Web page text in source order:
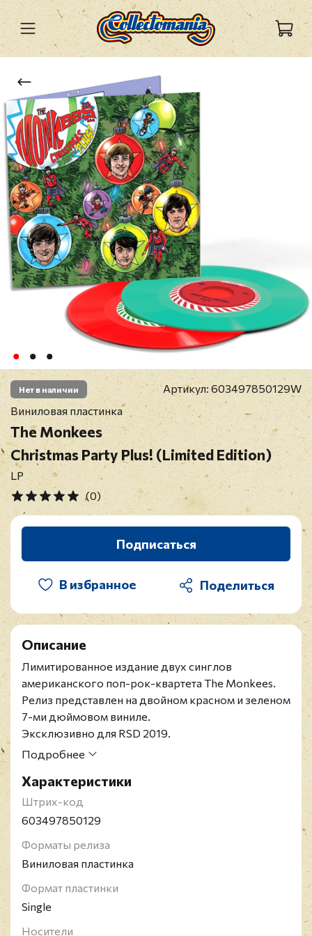
Нет в наличии Артикул: 603497850129W
Виниловая пластинка
The Monkees
Christmas Party Plus! (Limited Edition)
LP
(0)
Подписаться
В избранное
Описание
Лимитированное издание двух синглов
американского поп-рок-квартета The Monkees.
Релиз представлен на двойном красном и зеленом
7-ми дюймовом виниле.
Эксклюзивно для RSD 2019.
Ограниченный тираж (5000 экземпляров на весь
The Monkees - американский поп-рок-квартет,
который записывался и выступал с концертами с
1966 по 1971 годы и не раз воссоединялся в конце
Monkees были впервые собраны вместе в 1965
году телеканалом NBC для съёмок в
одноимённом телесериале о буднях современной
рок-группы, образцом для которого послужил
фильм The Beatles "Вечер трудного дня".
Подробнее
Характеристики
Штрих-код
603497850129
Форматы релиза
Виниловая пластинка
Формат пластинки
Single
Носители